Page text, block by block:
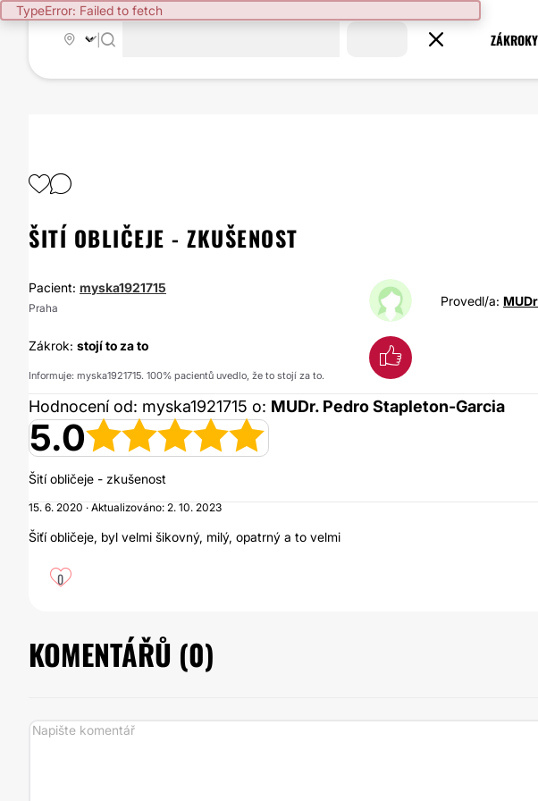
TypeError: Failed to fetch
ZÁKROKY
ŠITÍ OBLIČEJE - ZKUŠENOST
Pacient: myska1921715
Praha Provedl/a:
Zákrok: stojí to za to
Informuje: myska1921715. 100% pacientů uvedlo, že to stojí za to.
Hodnocení od: myska1921715 o: MUDr. Pedro Stapleton-Garcia
5.0
Šití obličeje - zkušenost
15. 6. 2020 · Aktualizováno: 2. 10. 2023
Šiťí obličeje, byl velmi šikovný, milý, opatrný a to velmi
0
KOMENTÁŘŮ (0)